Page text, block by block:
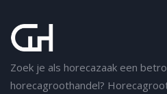
Zoek je als horecazaak een
horecagroothandel?